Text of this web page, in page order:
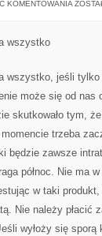
KOMENTOWANIA TO
wszystko
wszystko, jeśli
może się od nas
skutkowało tym,
trzeba
będzie zawsze
północ. Nie ma
w taki produkt,
Nie należy płacić
wyłoży się sporą